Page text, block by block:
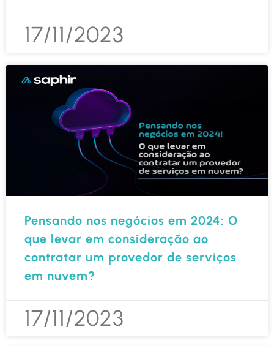
17/11/2023
Pensando nos negócios em 2024: O
que levar em consideração ao
contratar um provedor de serviços
em nuvem?
17/11/2023